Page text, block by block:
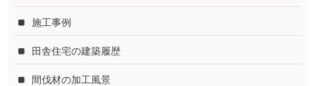
施工事例
田舎住宅の建築履歴
間伐材の加工風景